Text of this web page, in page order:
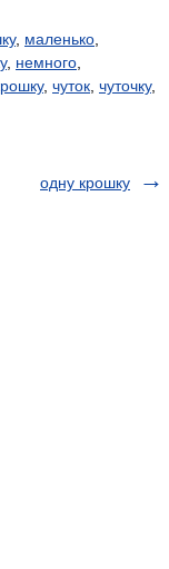
, маленько
, немного
, чуток чуточку,
одну крошку